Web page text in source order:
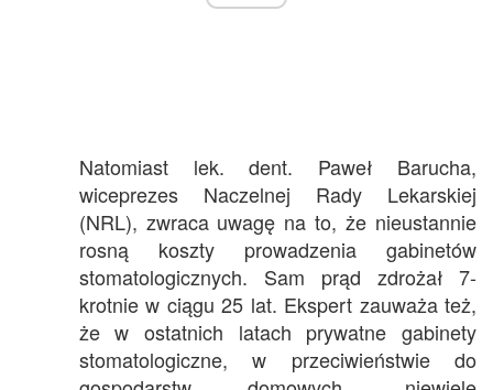
Natomiast lek. dent. Paweł Barucha,
wiceprezes Naczelnej Rady Lekarskiej
(NRL), zwraca uwagę na to, że nieustannie
rosną koszty prowadzenia gabinetów
stomatologicznych. Sam prąd zdrożał 7-
krotnie w ciągu 25 lat. Ekspert zauważa też,
że w ostatnich latach prywatne gabinety
stomatologiczne, w przeciwieństwie do